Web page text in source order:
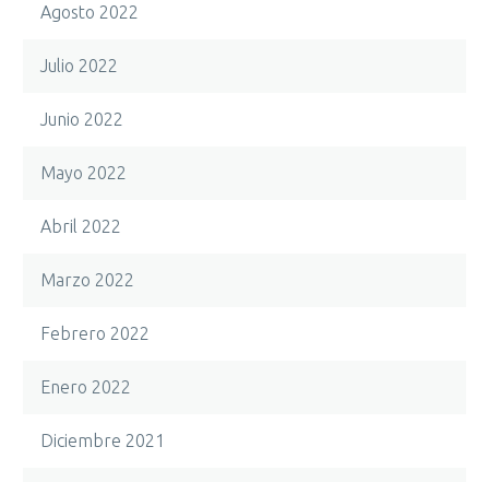
Agosto 2022
Julio 2022
Junio 2022
Mayo 2022
Abril 2022
Marzo 2022
Febrero 2022
Enero 2022
Diciembre 2021